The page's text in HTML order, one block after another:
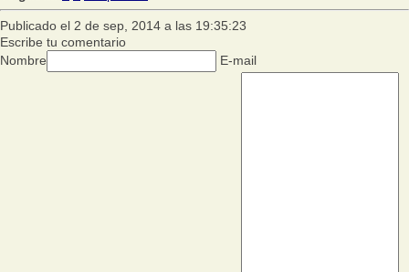
Publicado el 2 de sep, 2014 a las 19:35:23
Escribe tu comentario
Nombre
E-mail